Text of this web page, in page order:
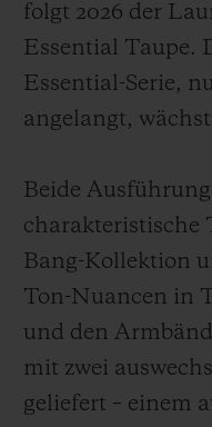
folgt 2026 der
Essential Taupe.
Essential-Serie,
angelangt,
Beide
charakteristische
Bang-Kollektion
Ton-Nuancen in
und den
mit zwei
geliefert – einem